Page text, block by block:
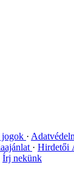
jogok
Hirdetői
Írj nekünk